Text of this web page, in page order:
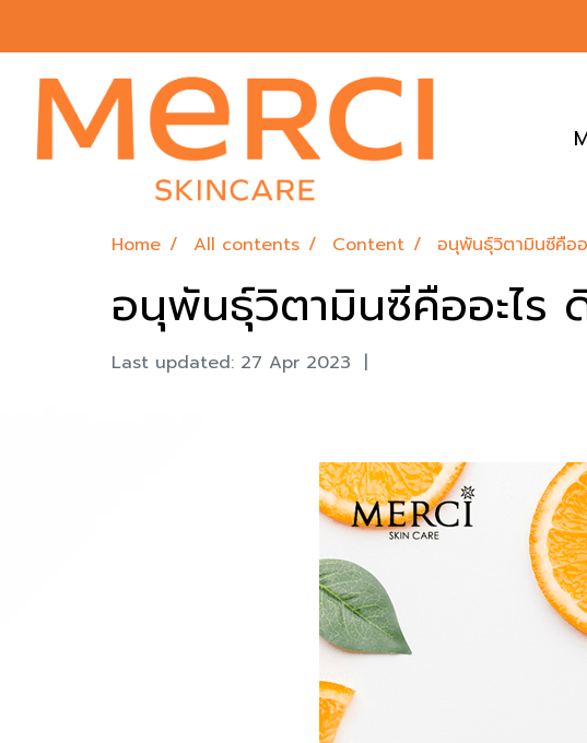
Home All contents Content อนุพันธุ์วิตามินซีคือ
อนุพันธุ์วิตามินซีคืออะไร
Last updated: 27 Apr 2023 |